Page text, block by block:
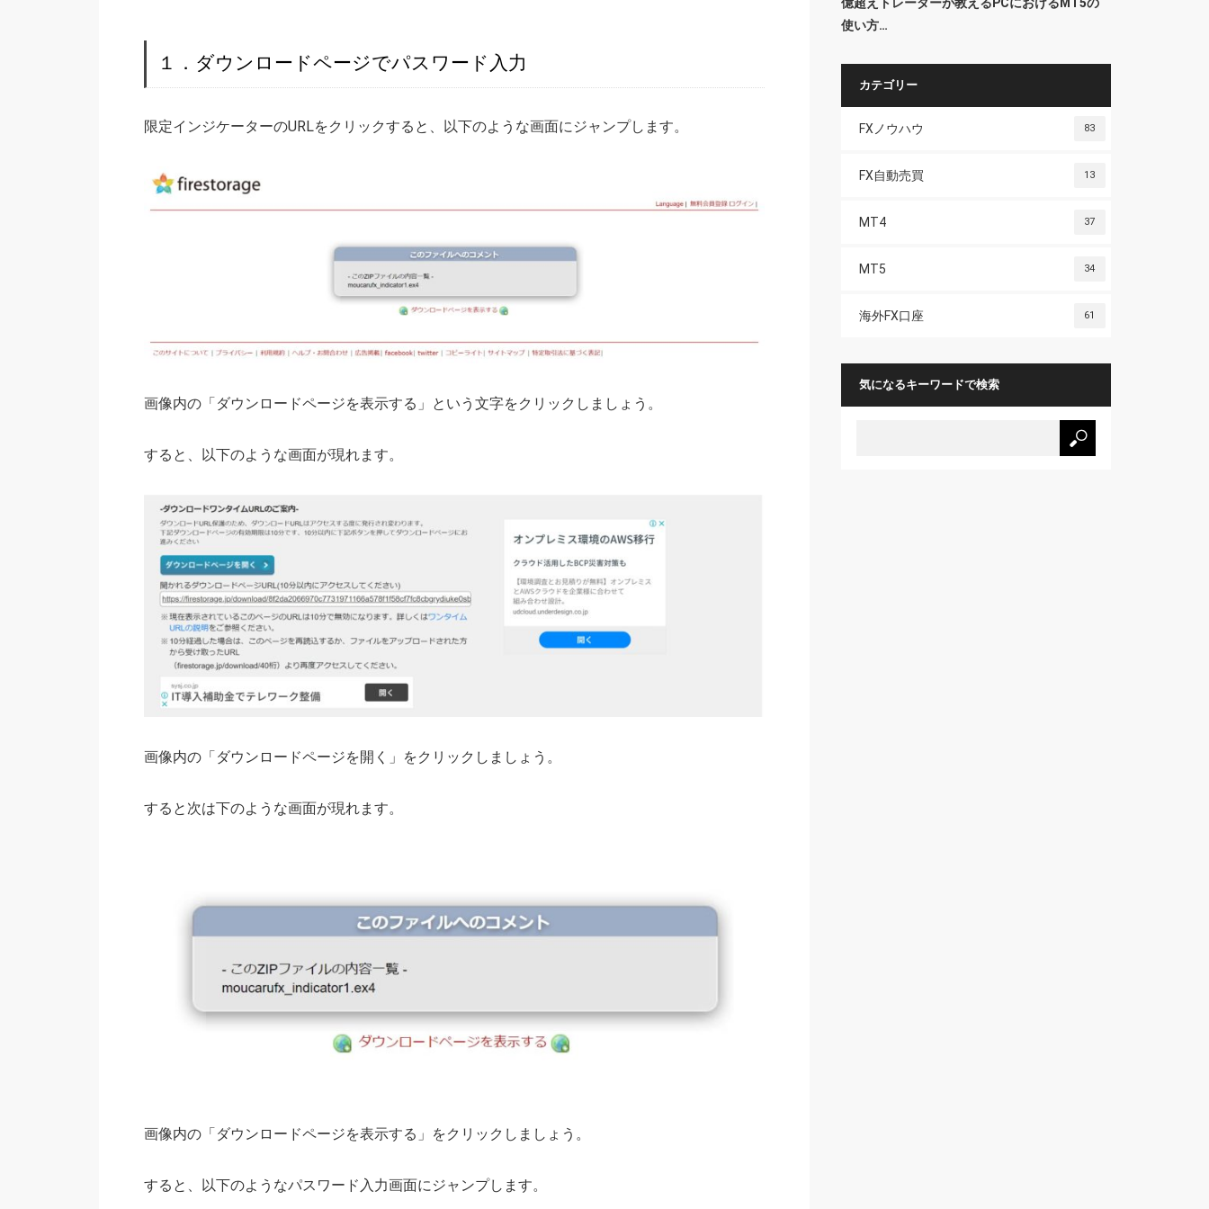
１．ダウンロードページでパスワード入力
限定インジケーターのURLをクリックすると、以下のような画面にジャンプします。
画像内の「ダウンロードページを表示する」という文字をクリックしましょう。
すると、以下のような画面が現れます。
画像内の「ダウンロードページを開く」をクリックしましょう。
すると次は下のような画面が現れます。
画像内の「ダウンロードページを表示する」をクリックしましょう。
すると、以下のようなパスワード入力画面にジャンプします。
億超えトレーダーが教えるPCにおけるMT5の
使い方…
カテゴリー
FXノウハウ 83
FX自動売買 13
MT4 37
MT5 34
海外FX口座 61
気になるキーワードで検索